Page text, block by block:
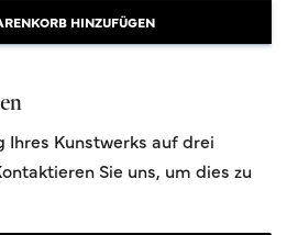
HINZUFÜGEN
Ihres Kunstwerks auf drei
Sie uns, um dies zu